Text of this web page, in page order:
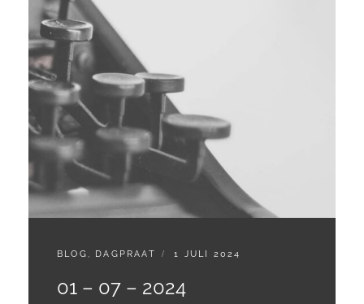
CATEGORIES:
BLOG , DAGPRAAT
GEPLAATST
1 JULI 2024
01 – 07 – 2024